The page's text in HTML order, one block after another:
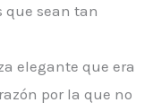
que sean tan
elegante que era
por la que no